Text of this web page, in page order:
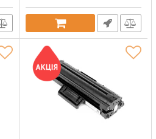
Артикул:vost106R02773